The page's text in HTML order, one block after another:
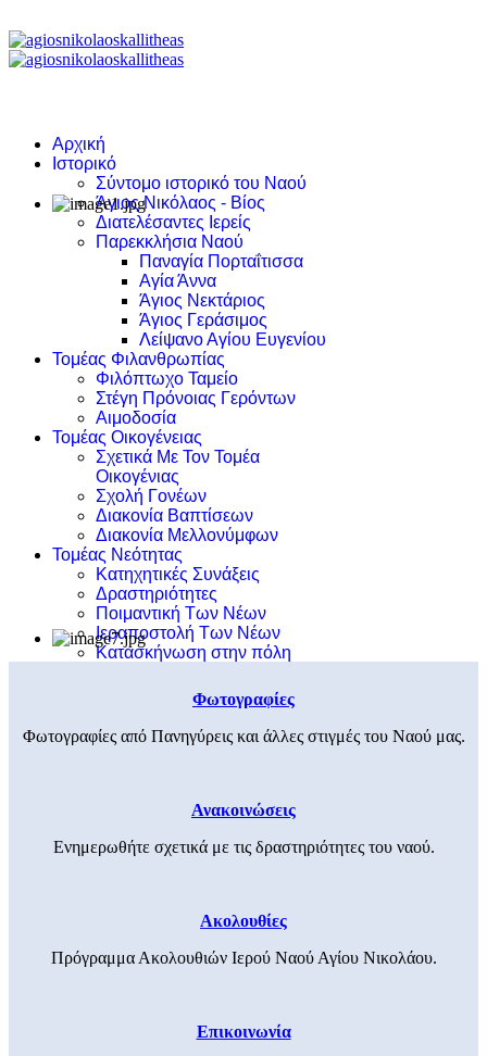
Αρχική
Ιστορικό
Σύντομο ιστορικό του Ναού
Άγιος Νικόλαος - Βίος
Διατελέσαντες Ιερείς
Παρεκκλήσια Ναού
Παναγία Πορταΐτισσα
Αγία Άννα
Άγιος Νεκτάριος
Άγιος Γεράσιμος
Λείψανο Αγίου Ευγενίου
Τομέας Φιλανθρωπίας
Φιλόπτωχο Ταμείο
Στέγη Πρόνοιας Γερόντων
Αιμοδοσία
Τομέας Οικογένειας
Σχετικά Με Τον Τομέα
Οικογένιας
Σχολή Γονέων
Διακονία Βαπτίσεων
Διακονία Μελλονύμφων
Τομέας Νεότητας
Κατηχητικές Συνάξεις
Δραστηριότητες
Ποιμαντική Των Νέων
Ιεραποστολή Των Νέων
Κατασκήνωση στην πόλη
Φωτογραφίες
Φωτογραφίες από Πανηγύρεις και άλλες στιγμές του Ναού μας.
Ανακοινώσεις
Ενημερωθήτε σχετικά με τις δραστηριότητες του ναού.
Ακολουθίες
Πρόγραμμα Ακολουθιών Ιερού Ναού Αγίου Νικολάου.
Επικοινωνία